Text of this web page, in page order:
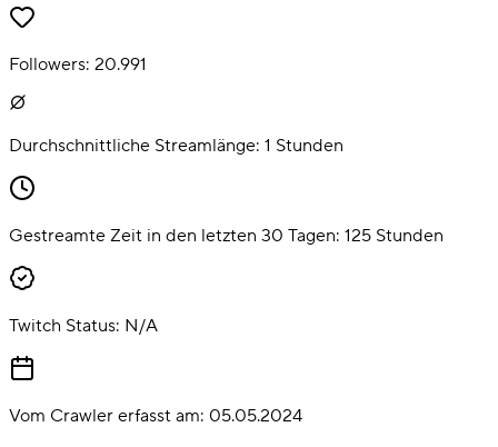
Followers: 20.991
Durchschnittliche Streamlänge: 1 Stunden
Gestreamte Zeit in den letzten 30 Tagen: 125 Stunden
Twitch Status: N/A
Vom Crawler erfasst am: 05.05.2024